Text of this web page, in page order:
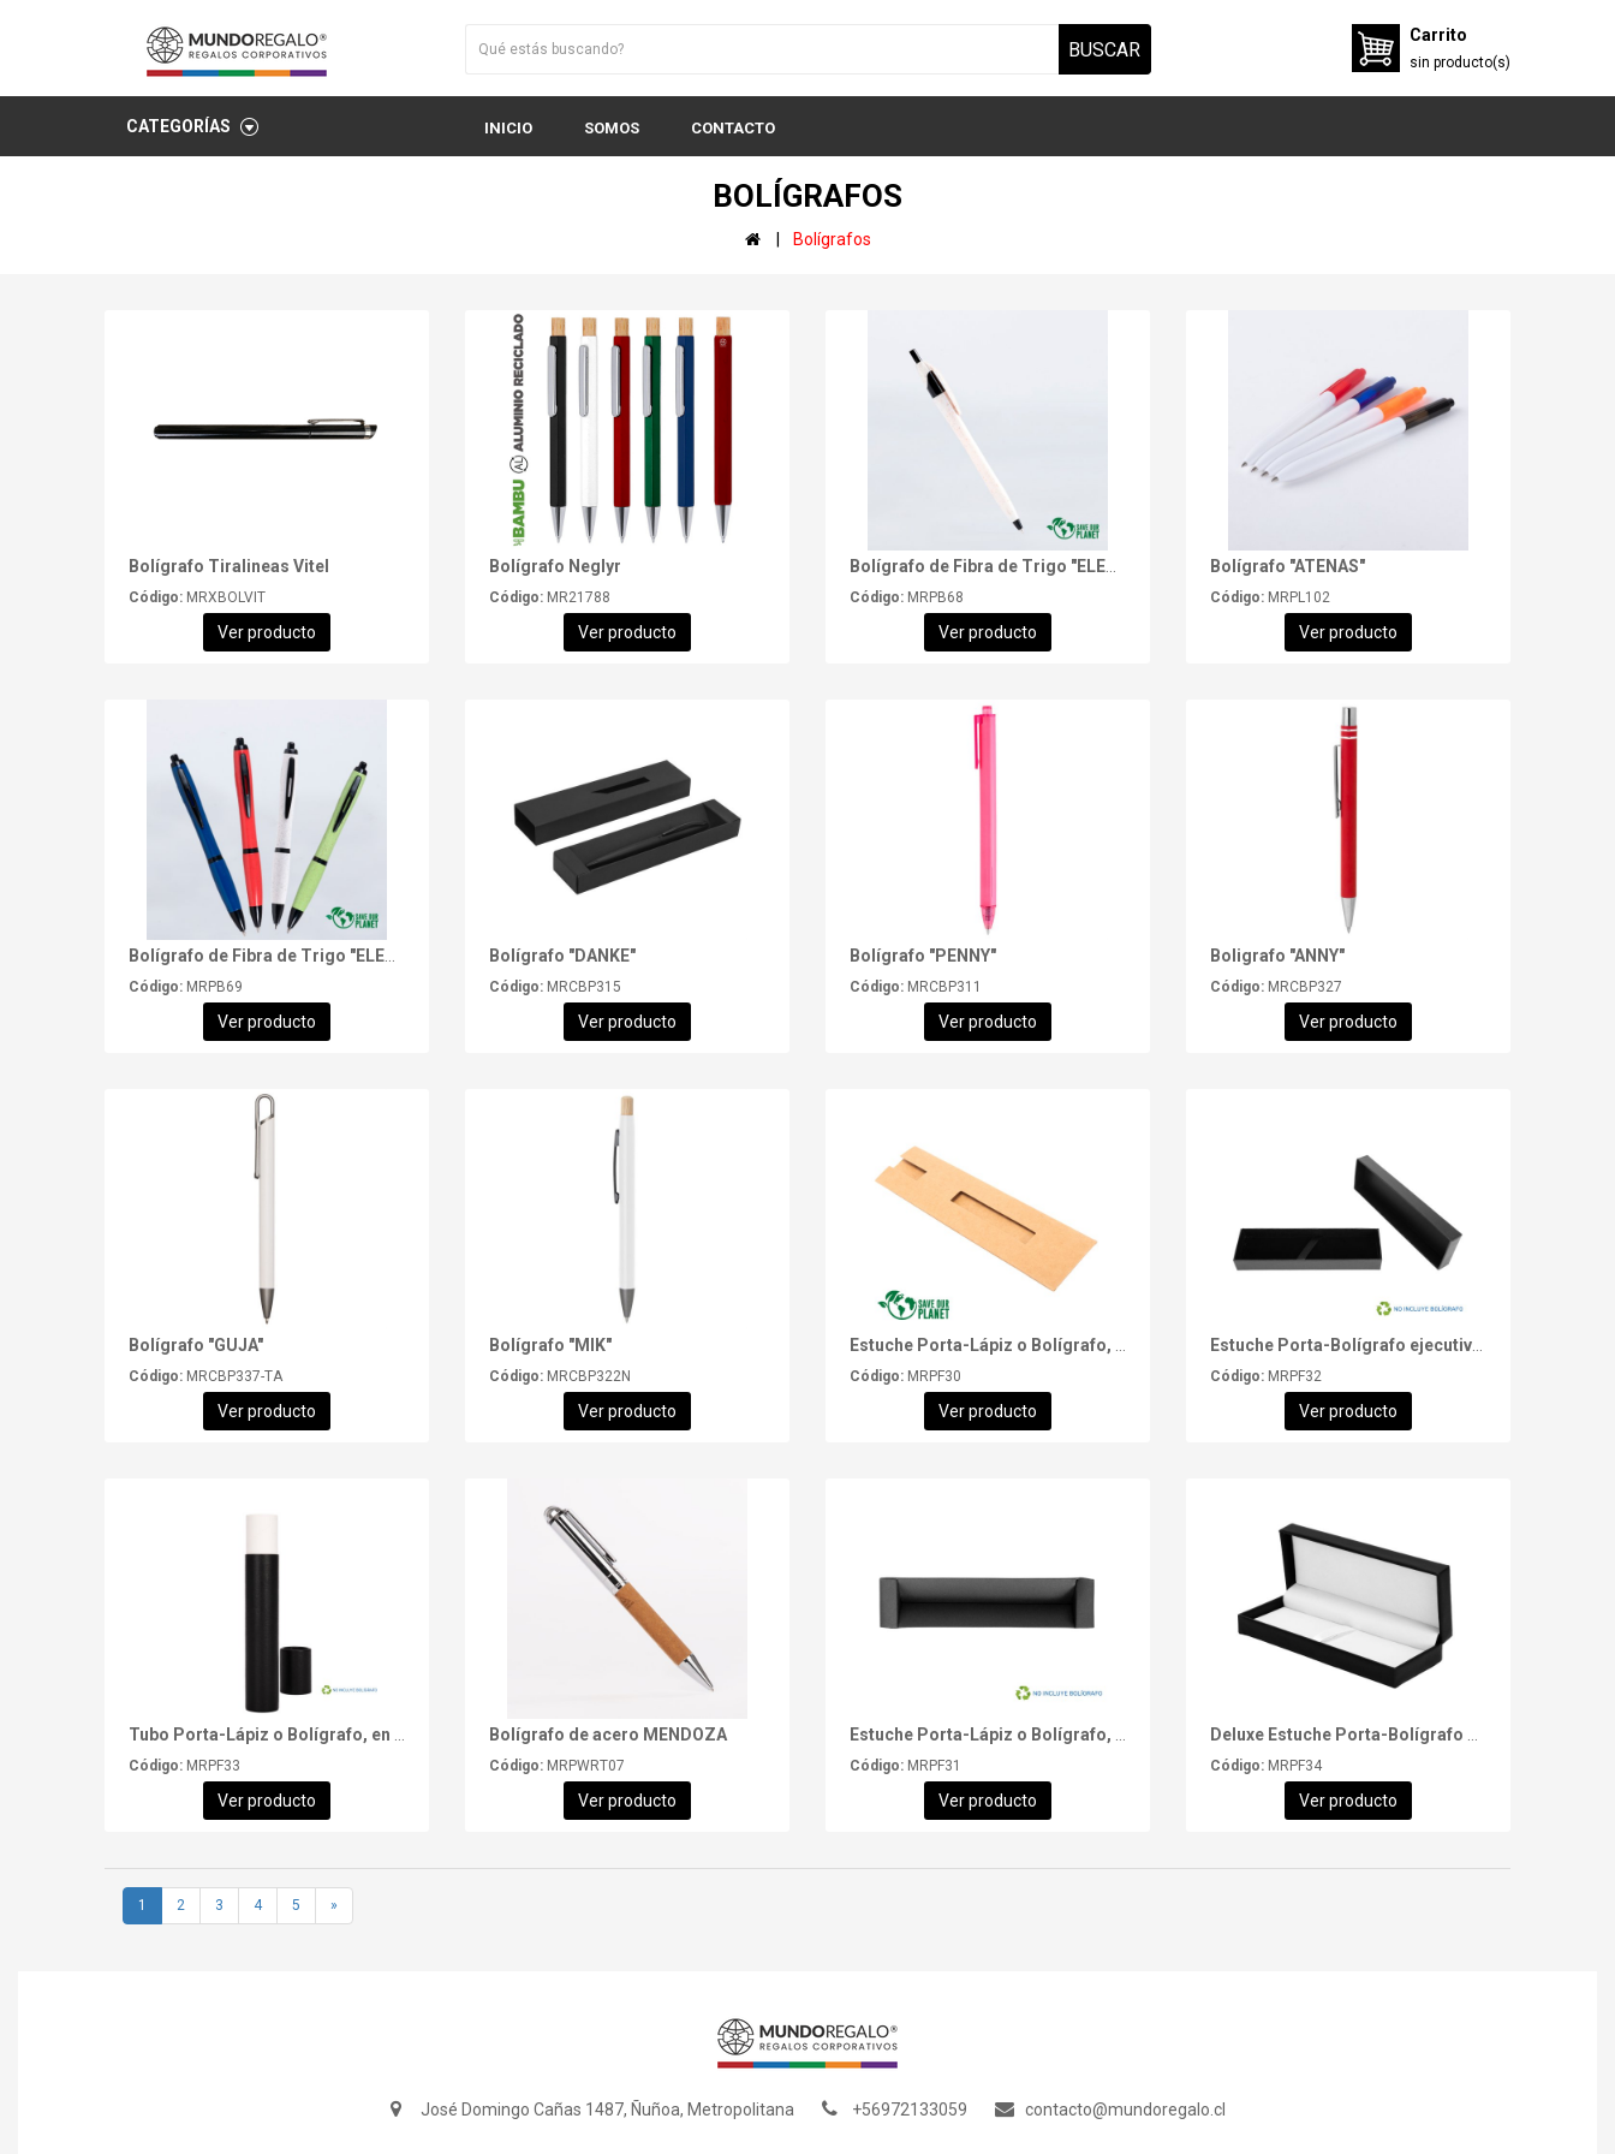
BUSCAR
Carrito
sin producto(s)
CATEGORÍAS INICIO SOMOS CONTACTO
BOLÍGRAFOS
Bolígrafos
Bolígrafo Tiralineas Vitel
Código: MRXBOLVIT
Ver producto
Bolígrafo Neglyr
Código: MR21788
Ver producto
Código: MRPB68
Ver producto
Bolígrafo "ATENAS"
Código: MRPL102
Ver producto
Código: MRPB69
Ver producto
Bolígrafo "DANKE"
Código: MRCBP315
Ver producto
Bolígrafo "PENNY"
Código: MRCBP311
Ver producto
Boligrafo "ANNY"
Código: MRCBP327
Ver producto
Bolígrafo "GUJA"
Código: MRCBP337-TA
Ver producto
Bolígrafo "MIK"
Código: MRCBP322N
Ver producto
Código: MRPF30
Ver producto
Código: MRPF32
Ver producto
Código: MRPF33
Ver producto
Bolígrafo de acero MENDOZA
Código: MRPWRT07
Ver producto
Código: MRPF31
Ver producto
Código: MRPF34
Ver producto
1 2 3 4 5 »
José Domingo Cañas 1487, Ñuñoa, Metropolitana +56972133059 contacto@mundoregalo.cl